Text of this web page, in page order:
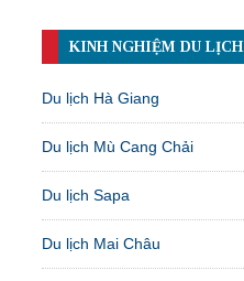
KINH NGHIỆM DU LỊCH
Du lịch Hà Giang
Du lịch Mù Cang Chải
Du lịch Sapa
Du lịch Mai Châu